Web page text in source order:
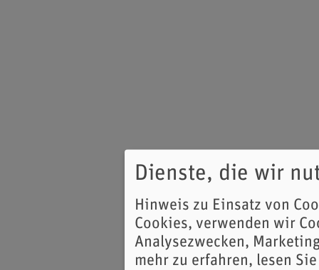
Dienste, die wir
Hinweis zu Einsatz von
Cookies, verwenden wir
Analysezwecken,
mehr zu erfahren, lesen